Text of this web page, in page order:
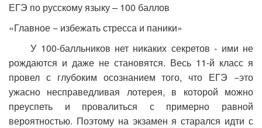
ЕГЭ по русскому языку – 100 баллов
«Главное − избежать стресса и паники»
У 100-балльников нет никаких секретов - ими не
рождаются и даже не становятся. Весь 11-й класс я
провел с глубоким осознанием того, что ЕГЭ −это
ужасно несправедливая лотерея, в которой можно
преуспеть и провалиться с примерно равной
вероятностью. Поэтому на экзамен я старался идти с